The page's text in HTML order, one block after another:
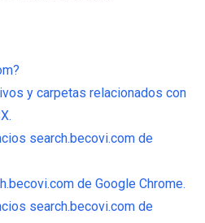
y carpetas relacionados con
search.becovi.com de
de Google Chrome.
search.becovi.com de